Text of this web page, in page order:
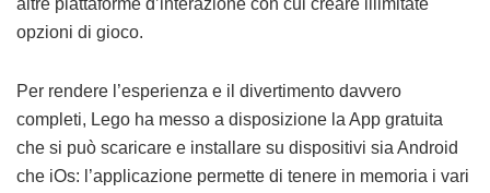
opzioni di gioco.
Per rendere l’esperienza e il divertimento davvero
completi, Lego ha messo a disposizione la App gratuita
che si può scaricare e installare su dispositivi sia Android
che iOs: l’applicazione permette di tenere in memoria i vari